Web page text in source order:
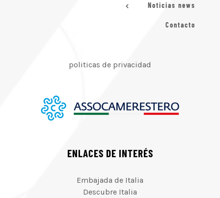
Noticias news
Contacto
politicas de privacidad
ENLACES DE INTERÉS
Embajada de Italia
Descubre Italia